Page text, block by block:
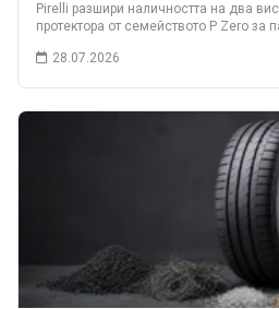
Pirelli разшири наличността на два
протектора от семейството P Zero за
28.07.2026